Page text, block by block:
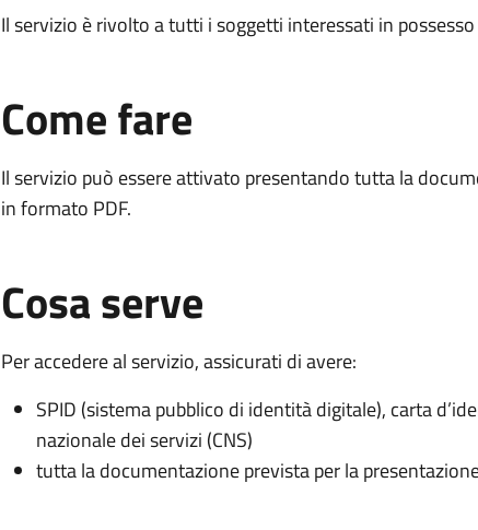
Il servizio è rivolto a tutti i soggetti interessati in
Come fare
Il servizio può essere attivato presentando tutta la
in formato PDF.
Cosa serve
Per accedere al servizio, assicurati di avere:
SPID (sistema pubblico di identità digitale), carta
nazionale dei servizi (CNS)
tutta la documentazione prevista per la